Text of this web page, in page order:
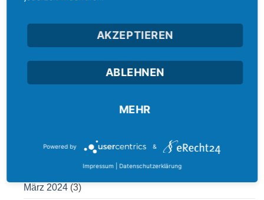
Mai 2024 (1)
März 2024 (3)
AKZEPTIEREN
ABLEHNEN
MEHR
Powered by &
Impressum Datenschutzerklärung